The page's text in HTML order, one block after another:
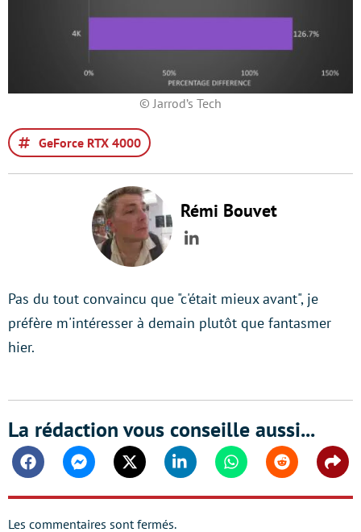
© Jarrod’s Tech
GeForce RTX 4000
Rémi Bouvet
LinkedIn
Pas du tout convaincu que "c'était mieux avant", je
préfère m'intéresser à demain plutôt que fantasmer
hier.
La rédaction vous conseille aussi...
FacebookMessengerTwitter Linkedin WhatsappReddit
Les commentaires sont fermés.